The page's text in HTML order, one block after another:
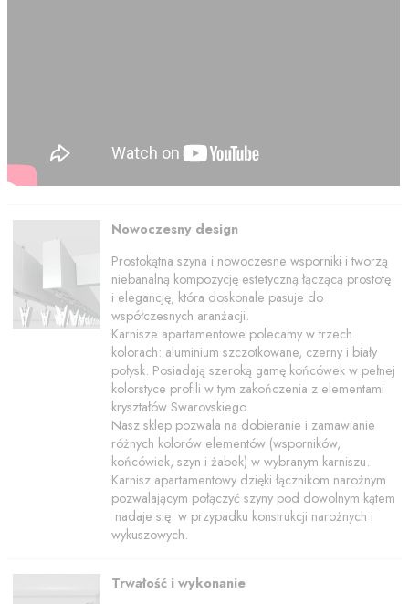
Nowoczesny design
Prostokątna szyna i nowoczesne wsporniki i tworzą
niebanalną kompozycję estetyczną łączącą prostotę
i elegancję, która doskonale pasuje do
współczesnych aranżacji.
Karnisze apartamentowe polecamy w trzech
kolorach: aluminium szczotkowane, czerny i biały
połysk. Posiadają szeroką gamę końcówek w pełnej
kolorstyce profili w tym zakończenia z elementami
kryształów Swarovskiego.
Nasz sklep pozwala na dobieranie i zamawianie
różnych kolorów elementów (wsporników,
końcówiek, szyn i żabek) w wybranym karniszu.
Karnisz apartamentowy dzięki łącznikom narożnym
pozwalającym połączyć szyny pod dowolnym kątem
nadaje się w przypadku konstrukcji narożnych i
wykuszowych.
Trwałość i wykonanie